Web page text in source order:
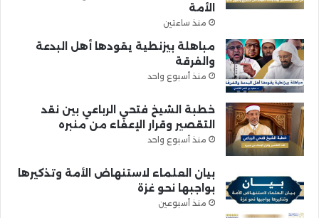
الأمة
منذ ساعتين
مباهلة بيزنطية يقودها أهل البدعة
والفرقة
منذ أسبوع واحد
خطبة الشيخ فتحي الرباعي بين نقد
التقصير وقرار الإعفاء من منبره
منذ أسبوع واحد
بيان العلماء لاستنهاض الأمة وتذكيرها
بواجبها نحو غزة
منذ أسبوعين